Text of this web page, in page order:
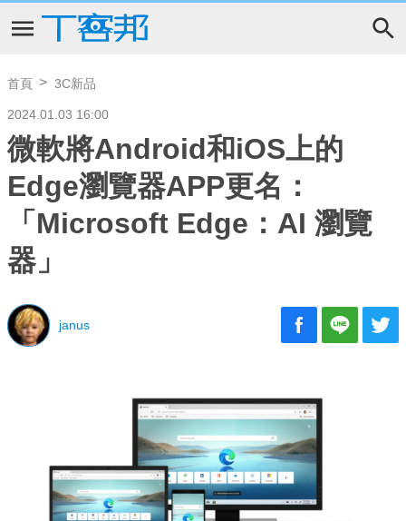
首頁 3C新品
2024.01.03 16:00
微軟將Android和iOS上的
Edge瀏覽器APP更名：
「Microsoft Edge：AI 瀏覽
器」
janus